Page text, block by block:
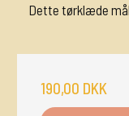
Dette tørklæde
190,00 DKK